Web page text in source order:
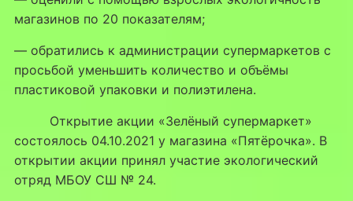
магазинов по 20 показателям;
— обратились к администрации супермаркетов с
просьбой уменьшить количество и объёмы
пластиковой упаковки и полиэтилена.
Открытие акции «Зелёный супермаркет»
состоялось 04.10.2021 у магазина «Пятёрочка». В
открытии акции принял участие экологический
отряд МБОУ СШ № 24.